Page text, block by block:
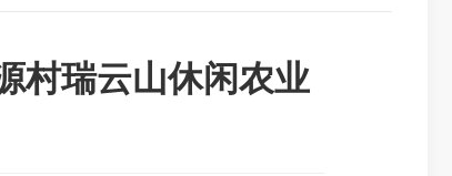
村瑞云山休闲农业